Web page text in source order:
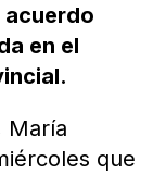
acuerdo
en el
María
que